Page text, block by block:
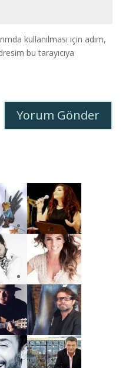
kullanılması için adım,
bu tarayıcıya